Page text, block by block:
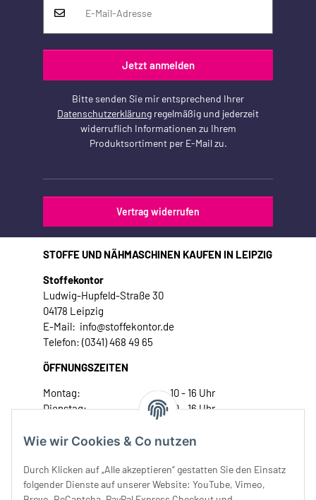
Wie wir Cookies & Co nutzen
Durch Klicken auf „Alle akzeptieren“ gestatten Sie den Einsatz
folgender Dienste auf unserer Website: YouTube, Vimeo,
Jetzt anmelden
Bitte senden Sie mir entsprechend Ihrer
Datenschutzerklärung regelmäßig und jederzeit
widerruflich Informationen zu Ihrem
Produktsortiment per E-Mail zu.
Vertrag widerrufen
STOFFE UND NÄHMASCHINEN KAUFEN IN LEIPZIG
Stoffekontor
Ludwig-Hupfeld-Straße 30
04178 Leipzig
E-Mail: info@stoffekontor.de
Telefon: (0341) 468 49 65
ÖFFNUNGSZEITEN
Montag:
10 - 16 Uhr
Dienstag:
10 - 16 Uhr
Donnerstag:
10 - 18 Uhr
Samstag:
10 - 14 Uhr